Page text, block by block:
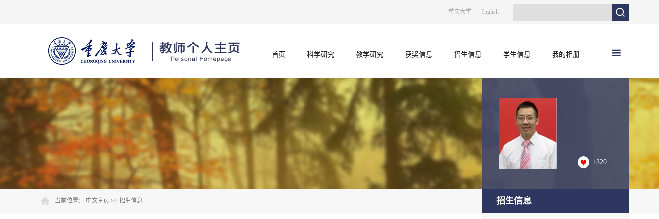
重庆大学 English
首页 科学研究 教学研究 获奖信息 招生信息 学生信息 我的相册
当前位置： 中文主页 >> 招生信息
+320
招生信息